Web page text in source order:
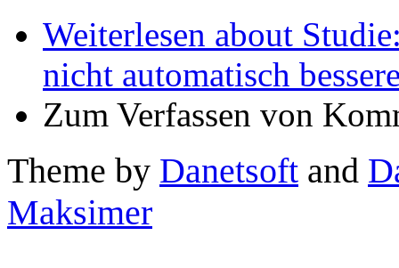
Weiterlesen about
nicht automatisch
Zum Verfassen von
Theme by Danetsoft and
Maksimer